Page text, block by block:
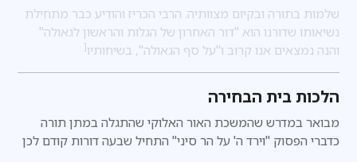
שלמות בתורה ובקיום מצוותיה. הרבי הכריז והודיע כבר מתחילת
נשיאותו שדורנו הוא "דור האחרון של הגלות והראשון לגאולה"
והנה נמצאים אנו קרוב ו"על סף הגאולה", בשיחותיו[
הלכות בית הבחירה
מבואר במדרש שהמשכת האור האלוקי שהתגלה במתן תורה
כדברי הפסוק "וירד ה' על הר סיני" התחיל שבעה דורות קודם לכן